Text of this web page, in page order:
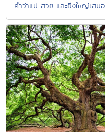
คำว่าแม่ สวย และยิ่งใหญ่เสมอ